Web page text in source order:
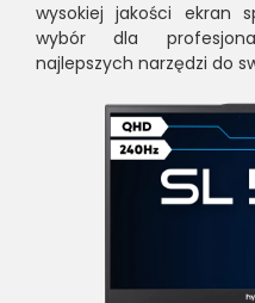
wysokiej jakości ekran
wybór dla
najlepszych narzędzi do